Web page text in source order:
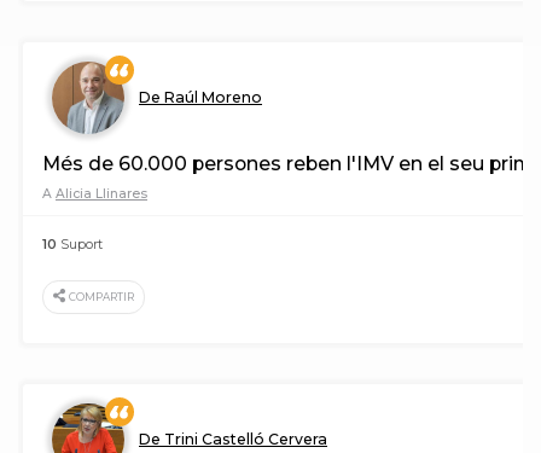
De Raúl Moreno
Més de 60.000 persones reben l'IMV en el seu
A Alicia Llinares
10 Suport
COMPARTIR
De Trini Castelló Cervera